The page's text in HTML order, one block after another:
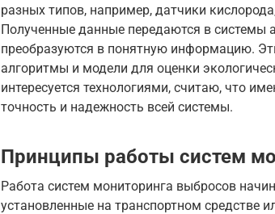
разных типов, например, датчики
Полученные данные передаются в системы
преобразуются в понятную информацию.
алгоритмы и модели для оценки
интересуется технологиями, считаю, что
точность и надежность всей системы.
Принципы работы систем
Работа систем мониторинга выбросов
установленные на транспортном средстве